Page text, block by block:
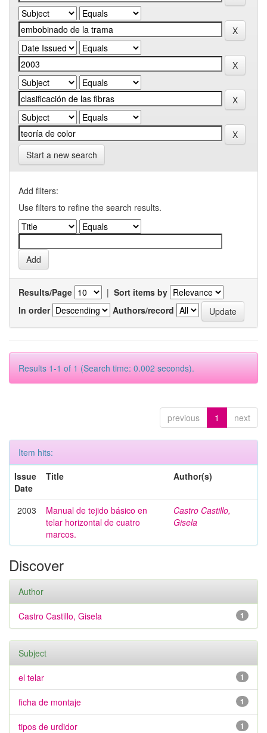
Start a new search
Add filters:
Use filters to refine the search results.
Results/Page | Sort items by
In order
Authors/record
Results 1-1 of 1 (Search time: 0.002 seconds).
previous 1 next
Item hits:
Issue
Date
Title Author(s)
2003
Manual de tejido básico en
telar horizontal de cuatro
marcos.
Castro Castillo,
Gisela
Discover
Author
1
Castro Castillo, Gisela
Subject
1
el telar
1
ficha de montaje
1
tipos de urdidor